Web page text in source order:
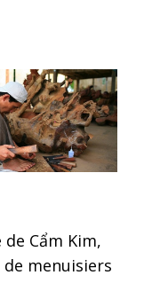
de Cẩm Kim,
menuisiers